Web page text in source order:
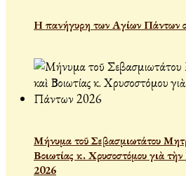
Η πανήγυρη των Αγίων Πάντων
Μήνυμα τοῦ Σεβασμιωτάτου
Βοιωτίας κ. Χρυσοστόμου γιὰ
2026